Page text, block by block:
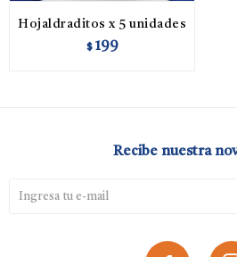
Hojaldraditos x 5 unidades
$ 199
Recibe nuestra